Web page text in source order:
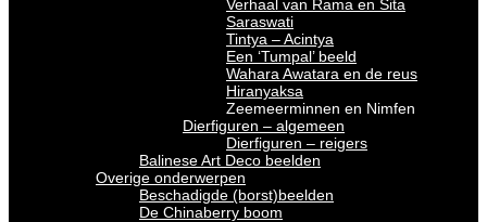
Verhaal van Rama en Sita
Saraswati
Tintya – Acintya
Een ‘Tumpal’ beeld
Wahara Awatara en de reus
Hiranyaksa
Zeemeerminnen en Nimfen
Dierfiguren – algemeen
Dierfiguren – reigers
Balinese Art Deco beelden
Overige onderwerpen
Beschadigde (borst)beelden
De Chinaberry boom